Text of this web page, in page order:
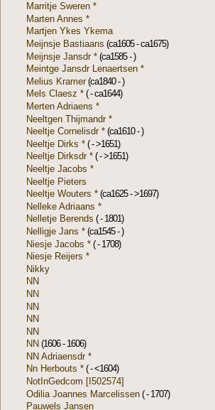
Marritje Sweren *
Marten Annes *
Martjen Ykes Ykema
Meijnsje Bastiaans (ca1605 - ca1675)
Meijnsje Jansdr * (ca1585 - )
Meintge Jansdr Lenaertsen *
Melius Kramer(ca1840 - )
Mels Claesz * ( - ca1644)
Merten Adriaens *
Neeltgen Thijmandr *
Neeltje Cornelisdr * (ca1610 - )
Neeltje Dirks * ( - >1651)
Neeltje Dirksdr * ( - >1651)
Neeltje Jacobs *
Neeltje Pieters
Neeltje Wouters * (ca1625 - >1697)
Nelleke Adriaans *
Nelletje Berends ( - 1801)
Nelligje Jans * (ca1545 - )
Niesje Jacobs * ( - 1708)
Niesje Reijers *
Nikky
NN
NN
NN
NN
NN
NN (1606 - 1606)
NN Adriaensdr *
Nn Herbouts * ( - <1604)
NotInGedcom [I502574]
Odilia Joannes Marcelissen ( - 1707)
Pauwels Jansen